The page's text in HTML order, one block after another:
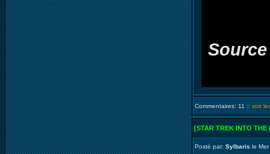
Source
Commentaires: 11 :: voir
[STAR TREK INTO THE
Posté par: Sylbaris le